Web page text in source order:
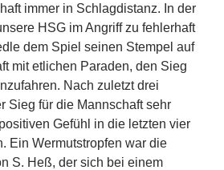
immer in Schlagdistanz. In der
HSG im Angriff zu fehlerhaft
dem Spiel seinen Stempel auf
mit etlichen Paraden, den Sieg
Nach zuletzt drei
Sieg für die Mannschaft sehr
Gefühl in die letzten vier
Ein Wermutstropfen war die
S. Heß, der sich bei einem